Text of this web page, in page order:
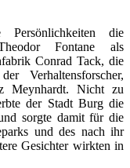
die
Fontane als
Conrad Tack, die
Verhaltensforscher,
Meynhardt. Nicht zu
der Stadt Burg die
sorgte damit für die
und des nach ihr
Gesichter wirkten in